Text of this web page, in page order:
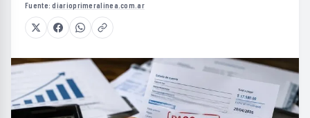
Fuente:diarioprimeralinea.com.ar